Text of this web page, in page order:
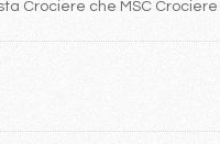
Crociere che MSC Crociere